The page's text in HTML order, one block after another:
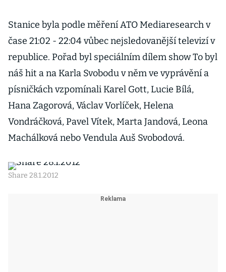
Stanice byla podle měření ATO Mediaresearch v
čase 21:02 - 22:04 vůbec nejsledovanější televizí v
republice. Pořad byl speciálním dílem show To byl
náš hit a na Karla Svobodu v něm ve vyprávění a
písničkách vzpomínali Karel Gott, Lucie Bílá,
Hana Zagorová, Václav Vorlíček, Helena
Vondráčková, Pavel Vítek, Marta Jandová, Leona
Machálková nebo Vendula Auš Svobodová.
Share 28.1.2012